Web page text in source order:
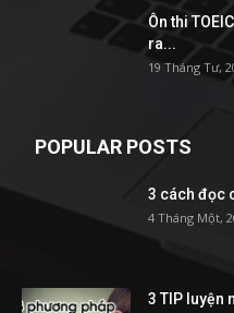
Ôn thi
ra...
19 Tháng Tư,
POPULAR POSTS
3 cách đọc
4 Tháng Một,
3 TIP luyện